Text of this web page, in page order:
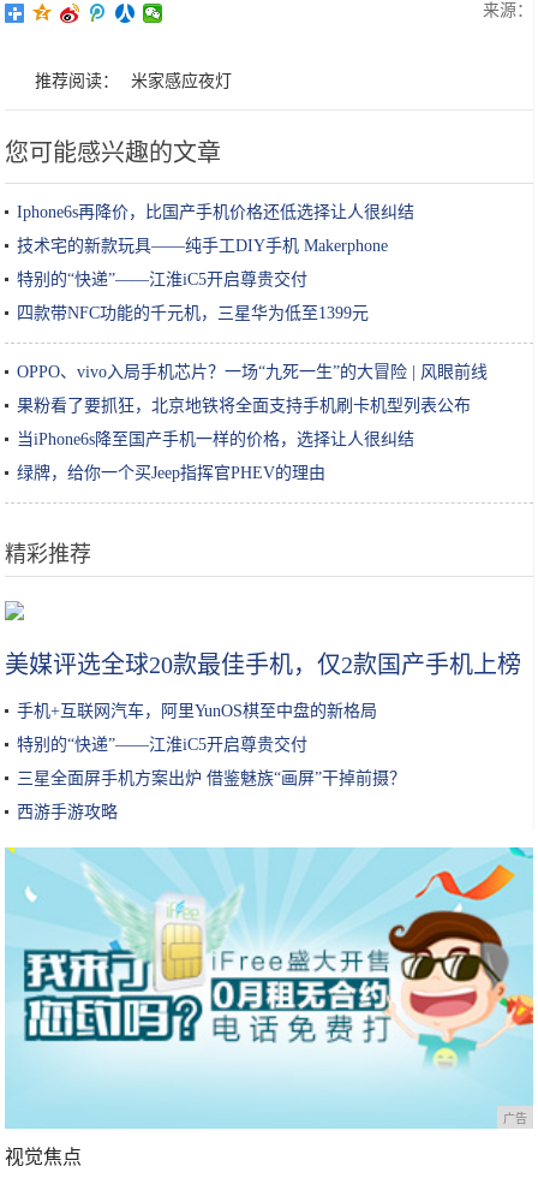
来源：
推荐阅读： 米家感应夜灯
您可能感兴趣的文章
Iphone6s再降价，比国产手机价格还低选择让人很纠结
技术宅的新款玩具——纯手工DIY手机 Makerphone
特别的“快递”——江淮iC5开启尊贵交付
四款带NFC功能的千元机，三星华为低至1399元
OPPO、vivo入局手机芯片？一场“九死一生”的大冒险 | 风眼前线
果粉看了要抓狂，北京地铁将全面支持手机刷卡机型列表公布
当iPhone6s降至国产手机一样的价格，选择让人很纠结
绿牌，给你一个买Jeep指挥官PHEV的理由
精彩推荐
豆腐这样做太香了，一周吃4次不嫌多，比吃肉还解馋，孩子超爱吃
美媒评选全球20款最佳手机，仅2款国产手机上榜
手机+互联网汽车，阿里YunOS棋至中盘的新格局
特别的“快递”——江淮iC5开启尊贵交付
三星全面屏手机方案出炉 借鉴魅族“画屏”干掉前摄？
西游手游攻略
广告
视觉焦点